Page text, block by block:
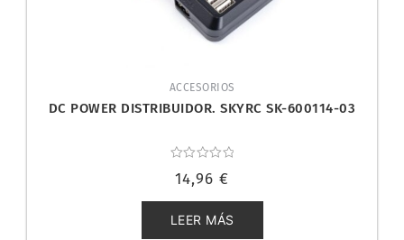
ACCESORIOS
DC POWER DISTRIBUIDOR. SKYRC SK-600114-03
con
de
5
14,96 €
LEER MÁS